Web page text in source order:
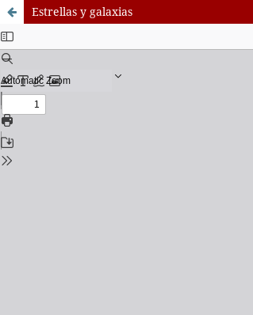
Estrellas y galaxias